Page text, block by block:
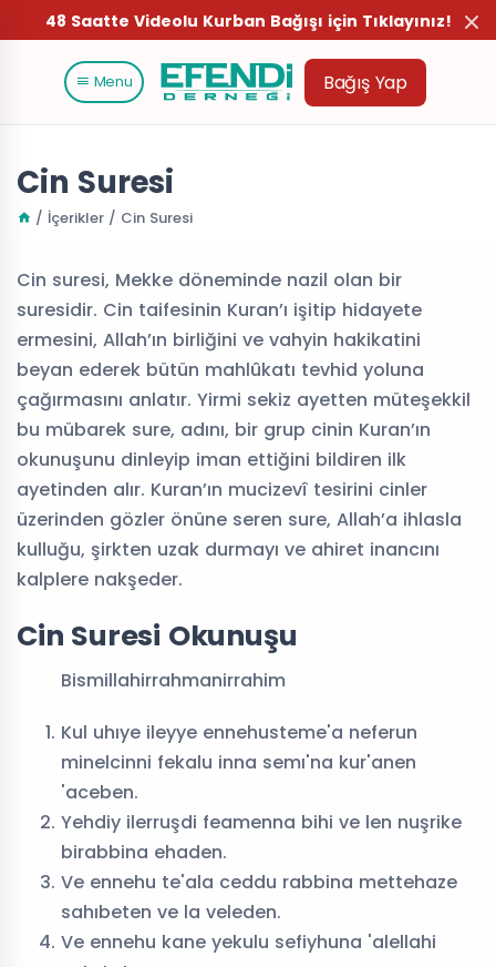
48 Saatte Videolu Kurban Bağışı için Tıklayınız!
Menu Bağış Yap
Cin Suresi
/ İçerikler / Cin Suresi
Cin suresi, Mekke döneminde nazil olan bir
suresidir. Cin taifesinin Kuran’ı işitip hidayete
ermesini, Allah’ın birliğini ve vahyin hakikatini
beyan ederek bütün mahlûkatı tevhid yoluna
çağırmasını anlatır. Yirmi sekiz ayetten müteşekkil
bu mübarek sure, adını, bir grup cinin Kuran’ın
okunuşunu dinleyip iman ettiğini bildiren ilk
ayetinden alır. Kuran’ın mucizevî tesirini cinler
üzerinden gözler önüne seren sure, Allah’a ihlasla
kulluğu, şirkten uzak durmayı ve ahiret inancını
kalplere nakşeder.
Cin Suresi Okunuşu
Bismillahirrahmanirrahim
Kul uhıye ileyye ennehusteme'a neferun
minelcinni fekalu inna semı'na kur'anen
'aceben.
Yehdiy ilerruşdi feamenna bihi ve len nuşrike
birabbina ehaden.
Ve ennehu te'ala ceddu rabbina mettehaze
sahıbeten ve la veleden.
Ve ennehu kane yekulu sefiyhuna 'alellahi